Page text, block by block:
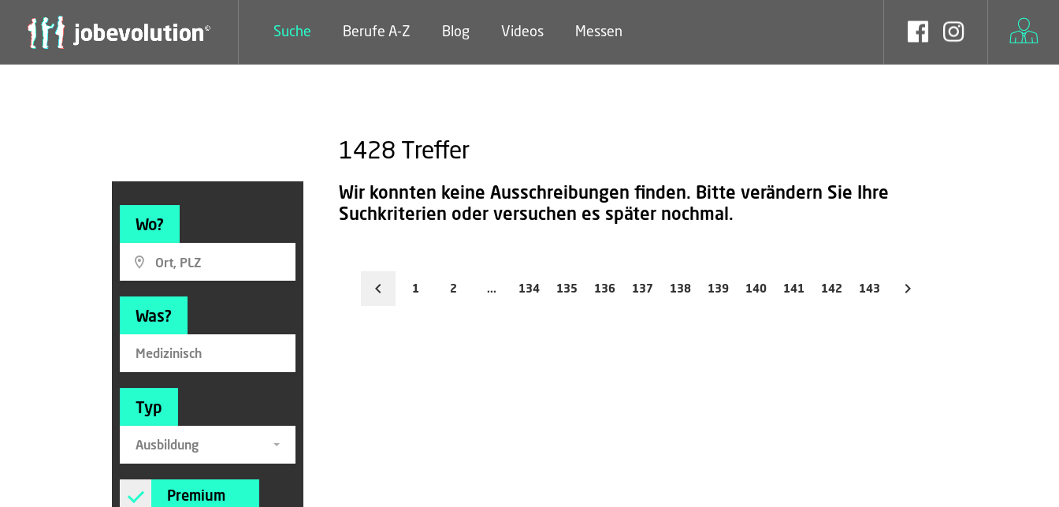
Suche Berufe A-Z Blog Videos Messen
Wo?
Was?
Typ
Ausbildung
Premium
1428 Treffer
Wir konnten keine Ausschreibungen finden. Bitte verändern Sie Ihre
Suchkriterien oder versuchen es später nochmal.
1 2 ... 134 135 136 137 138 139 140 141 142 143